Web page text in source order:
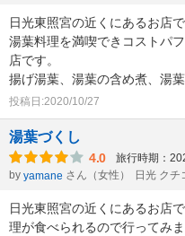
日光東照宮の近くにあるお店で
湯葉料理を満喫できコストパ
店です。
揚げ湯葉、湯葉の含め煮、湯葉
投稿日:2020/10/27
湯葉づくし
4.0 旅行時期：
by yamane さん（女性） 日光 クチ
日光東照宮の近くにあるお店
理が食べられるので行ってみ